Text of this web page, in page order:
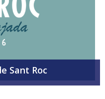
Sant Roc